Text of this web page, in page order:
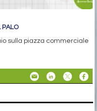
PALO
sulla piazza commerciale